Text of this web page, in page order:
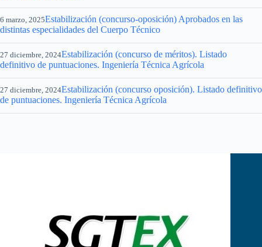
6 marzo, 2025Estabilización (concurso-oposición) Aprobados en las
distintas especialidades del Cuerpo Técnico
27 diciembre, 2024Estabilización (concurso de méritos). Listado
definitivo de puntuaciones. Ingeniería Técnica Agrícola
27 diciembre, 2024Estabilización (concurso oposición). Listado definitivo
de puntuaciones. Ingeniería Técnica Agrícola